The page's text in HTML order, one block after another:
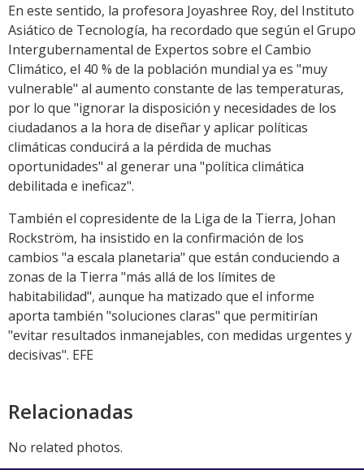
En este sentido, la profesora Joyashree Roy, del Instituto
Asiático de Tecnología, ha recordado que según el Grupo
Intergubernamental de Expertos sobre el Cambio
Climático, el 40 % de la población mundial ya es "muy
vulnerable" al aumento constante de las temperaturas,
por lo que "ignorar la disposición y necesidades de los
ciudadanos a la hora de diseñar y aplicar políticas
climáticas conducirá a la pérdida de muchas
oportunidades" al generar una "política climática
debilitada e ineficaz".
También el copresidente de la Liga de la Tierra, Johan
Rockström, ha insistido en la confirmación de los
cambios "a escala planetaria" que están conduciendo a
zonas de la Tierra "más allá de los límites de
habitabilidad", aunque ha matizado que el informe
aporta también "soluciones claras" que permitirían
"evitar resultados inmanejables, con medidas urgentes y
decisivas". EFE
Relacionadas
No related photos.